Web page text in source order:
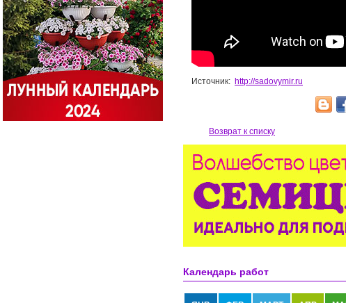
Источник: http://sadovymir.ru
Возврат к списку
Календарь работ